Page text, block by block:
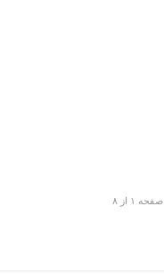
صفحه ۱ از ۸